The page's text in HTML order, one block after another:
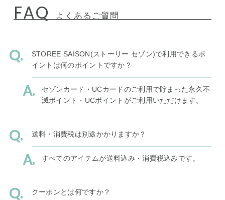
FAQ よくあるご質問
STOREE SAISON(ストーリー セゾン)で利用できるポ
イントは何のポイントですか？
セゾンカード・UCカードのご利用で貯まった永久不
滅ポイント・UCポイントがご利用いただけます。
送料・消費税は別途かかりますか？
すべてのアイテムが送料込み・消費税込みです。
クーポンとは何ですか？